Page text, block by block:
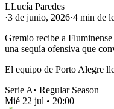
LLucía Paredes
·3 de junio, 2026·4 min de
Gremio recibe a
una sequía ofensiva que
El equipo de Porto Alegre
Serie A• Regular Season
Mié 22 jul • 20:00